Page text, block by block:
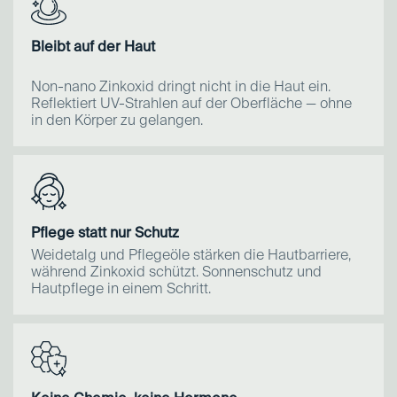
Nachcremen
Nach 2–3 Stunden in der Sonne oder nach dem
Schwitzen erneut dünn auftragen. Auch hier gilt:
Unter Makeup
Tallow SUN eignet sich als Basis unter Makeup. 2–3
Kombination mit Tallow Balm
Abends Tallow Balm als Nachtpflege, morgens Tallow
SUN als Schutz und Tagespflege. Die beiden Produkte
ergänzen sich — nicht gleichzeitig auftragen.
Hinweis
Tallow SUN ist hochkonzentriert und wasserlos. Der
Anwendung im Gesicht für ca. 6–8 Wochen.
Bleibt auf der Haut
Non-nano Zinkoxid dringt nicht in die Haut ein.
Reflektiert UV-Strahlen auf der Oberfläche — ohne
in den Körper zu gelangen.
Pflege statt nur Schutz
Weidetalg und Pflegeöle stärken die Hautbarriere,
während Zinkoxid schützt. Sonnenschutz und
Hautpflege in einem Schritt.